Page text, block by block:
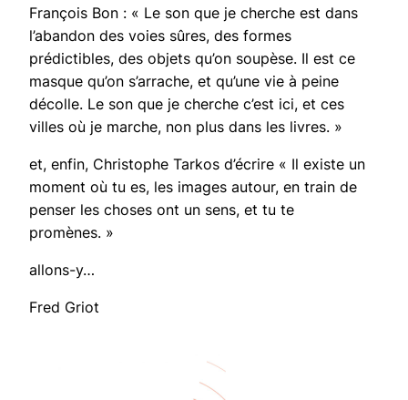
François Bon : « Le son que je cherche est dans
l’abandon des voies sûres, des formes
prédictibles, des objets qu’on soupèse. Il est ce
masque qu’on s’arrache, et qu’une vie à peine
décolle. Le son que je cherche c’est ici, et ces
villes où je marche, non plus dans les livres. »
et, enfin, Christophe Tarkos d’écrire « Il existe un
moment où tu es, les images autour, en train de
penser les choses ont un sens, et tu te
promènes. »
allons-y…
Fred Griot